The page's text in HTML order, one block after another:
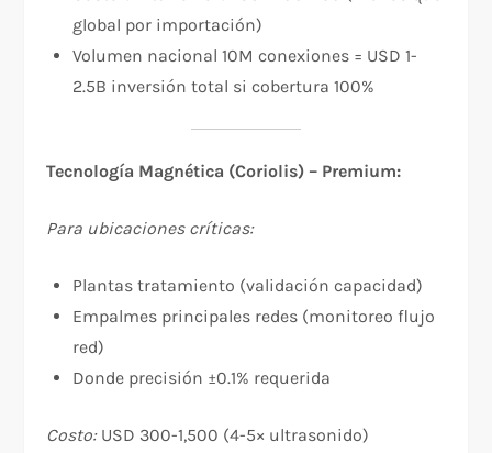
global por importación)
Volumen nacional 10M conexiones = USD 1-
2.5B inversión total si cobertura 100%
Tecnología Magnética (Coriolis) – Premium:
Para ubicaciones críticas:
Plantas tratamiento (validación capacidad)
Empalmes principales redes (monitoreo flujo
red)
Donde precisión ±0.1% requerida
Costo:USD 300-1,500 (4-5× ultrasonido)